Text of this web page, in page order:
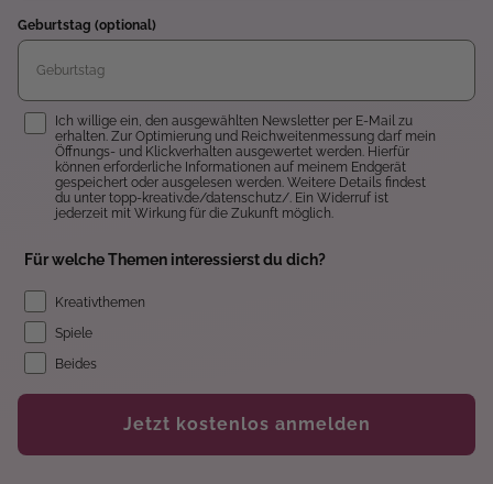
Geburtstag (optional)
Einwilligung
Ich willige ein, den ausgewählten Newsletter per E-Mail zu
erhalten. Zur Optimierung und Reichweitenmessung darf mein
Öffnungs- und Klickverhalten ausgewertet werden. Hierfür
können erforderliche Informationen auf meinem Endgerät
gespeichert oder ausgelesen werden. Weitere Details findest
du unter topp-kreativ.de/datenschutz/. Ein Widerruf ist
jederzeit mit Wirkung für die Zukunft möglich.
Für welche Themen interessierst du dich?
Kreativthemen
Spiele
Beides
Jetzt kostenlos anmelden